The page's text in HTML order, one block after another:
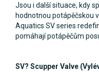
Jsou i další situace, kdy
hodnotnou potápěčskou
Aquatics SV series
pomáhají potápěčům
SV? Scupper Valve